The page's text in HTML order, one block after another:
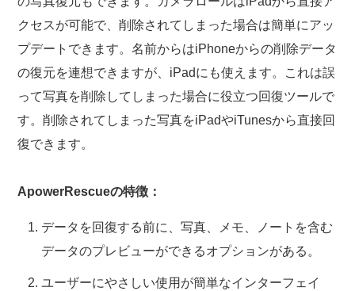
クセスが可能で、削除されてしまった場合は簡単にアッ
プデートできます。名前からはiPhoneからの削除データ
の復元を連想できますが、iPadにも使えます。これは誤
って写真を削除してしまった場合に役立つ回復ツールで
す。削除されてしまった写真をiPadやiTunesから直接回
復できます。
ApowerRescueの特徴：
データを回復する前に、写真、メモ、ノートを含む
データのプレビューができるオプションがある。
ユーザーにやさしい使用が簡単なインターフェイ